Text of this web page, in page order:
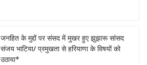
जनहित के मुद्दों पर संसद में मुखर हुए झुझारू सांसद
संजय भाटिया/ प्रमुखता से हरियाणा के विषयों को
उठाया*